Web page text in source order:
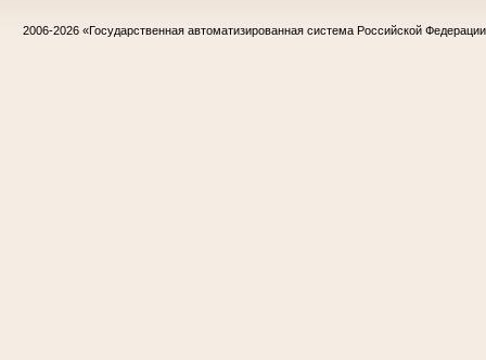
2006-2026 «Государственная автоматизированная система Российской